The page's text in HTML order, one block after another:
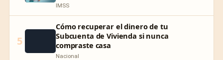
IMSS
5
Cómo recuperar el dinero de tu
Subcuenta de Vivienda si nunca
compraste casa
Nacional